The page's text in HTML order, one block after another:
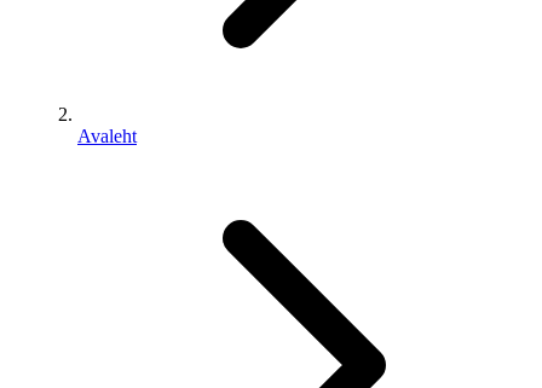
Avaleht